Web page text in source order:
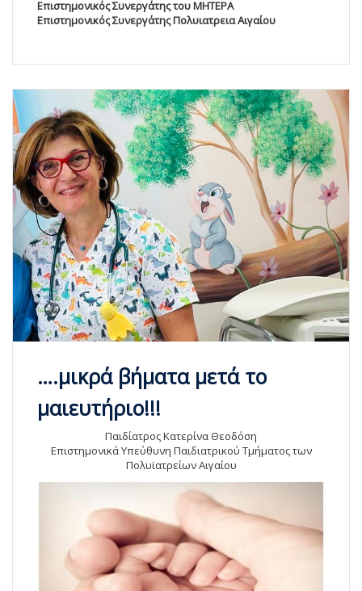
Επιστημονικός Συνεργάτης του ΜΗΤΕΡΑ
Επιστημονικός Συνεργάτης Πολυιατρεια Αιγαίου
….μικρά βήματα μετά το
μαιευτήριο!!!
Παιδίατρος Κατερίνα Θεοδόση
Επιστημονικά Υπεύθυνη Παιδιατρικού Τμήματος των
Πολυϊατρείων Αιγαίου